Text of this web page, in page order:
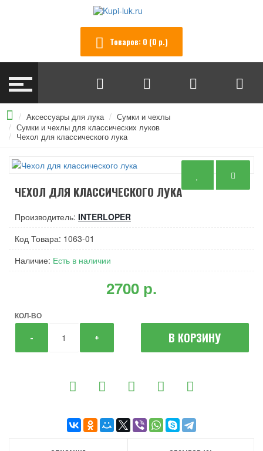
Товаров: 0 (0 р.)
Аксессуары для лука
Сумки и чехлы
Сумки и чехлы для классических луков
Чехол для классического лука
ЧЕХОЛ ДЛЯ КЛАССИЧЕСКОГО ЛУКА
Производитель: INTERLOPER
Код Товара: 1063-01
Наличие: Есть в наличии
2700 р.
КОЛ-ВО
- + В КОРЗИНУ